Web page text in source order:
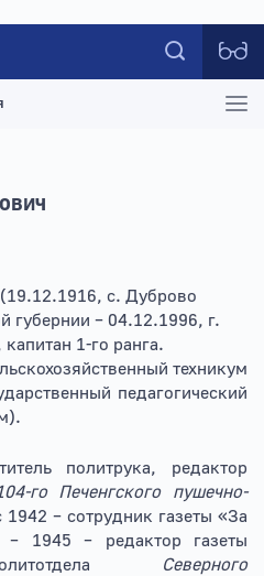
(19.12.1916, с. Дуброво
губернии – 04.12.1996, г.
1-го ранга.
техникум
педагогический
политрука, редактор
го Печенгского пушечно-
1942 – сотрудник газеты «За
1945 – редактор газеты
Северного